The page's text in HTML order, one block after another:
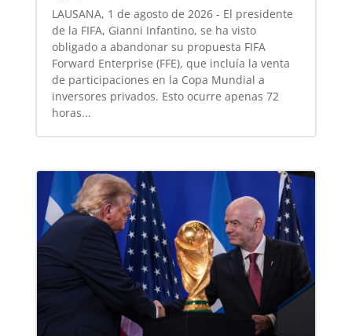
LAUSANA, 1 de agosto de 2026 - El presidente
de la FIFA, Gianni Infantino, se ha visto
obligado a abandonar su propuesta FIFA
Forward Enterprise (FFE), que incluía la venta
de participaciones en la Copa Mundial a
inversores privados. Esto ocurre apenas 72
horas...